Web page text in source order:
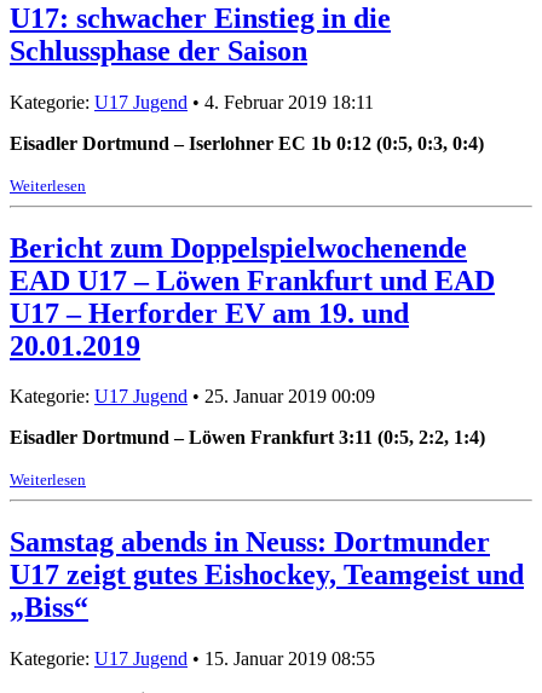
U17: schwacher Einstieg in die
Schlussphase der Saison
Kategorie: U17 Jugend • 4. Februar 2019 18:11
Eisadler Dortmund – Iserlohner EC 1b 0:12 (0:5, 0:3, 0:4)
Weiterlesen
Bericht zum Doppelspielwochenende
EAD U17 – Löwen Frankfurt und EAD
U17 – Herforder EV am 19. und
20.01.2019
Kategorie: U17 Jugend • 25. Januar 2019 00:09
Eisadler Dortmund – Löwen Frankfurt 3:11 (0:5, 2:2, 1:4)
Weiterlesen
Samstag abends in Neuss: Dortmunder
U17 zeigt gutes Eishockey, Teamgeist und
„Biss“
Kategorie: U17 Jugend • 15. Januar 2019 08:55